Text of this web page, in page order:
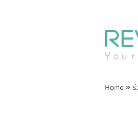
Home »